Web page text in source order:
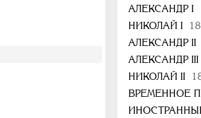
АЛЕКСАНДР I
НИКОЛАЙ I
АЛЕКСАНДР II
АЛЕКСАНДР III
НИКОЛАЙ II
ВРЕМЕННОЕ